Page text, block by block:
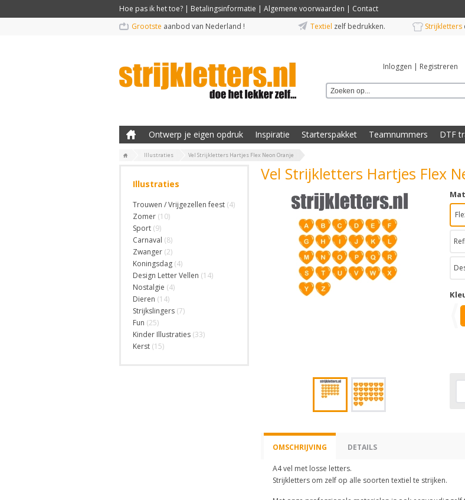
Hoe pas ik het toe? | Betalingsinformatie | Algemene voorwaarden | Contact
Grootste aanbod van Nederland ! Textiel zelf bedrukken. Strijkletters
Inloggen | Registreren
Ontwerp je eigen opdruk Inspiratie Starterspakket Teamnummers DTF
Illustraties Vel Strijkletters Hartjes Flex Neon Oranje
Illustraties
Trouwen / Vrijgezellen feest (4)
Zomer (10)
Sport (9)
Carnaval (8)
Zwanger (2)
Koningsdag (4)
Design Letter Vellen (14)
Nostalgie (4)
Dieren (14)
Strijkslingers (7)
Fun (25)
Kinder Illustraties (33)
Kerst (15)
Vel Strijkletters Hartjes Flex
OMSCHRIJVING DETAILS
A4 vel met losse letters.
Strijkletters om zelf op alle soorten textiel te strijken.